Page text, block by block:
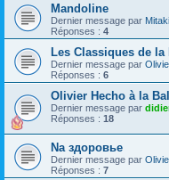
Mandoline
Dernier message par Mitaki
Réponses : 4
Les Classiques de la
Dernier message par
Réponses : 6
Olivier Hecho à la
Dernier message par
Réponses : 18
Na здоровье
Dernier message par
Réponses : 7